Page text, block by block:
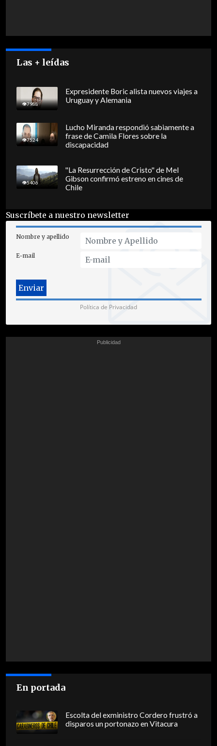
Las + leídas
7988
Expresidente Boric alista nuevos viajes a
Uruguay y Alemania
7524
Lucho Miranda respondió sabiamente a
frase de Camila Flores sobre la
discapacidad
5406
"La Resurrección de Cristo" de Mel
Gibson confirmó estreno en cines de
Chile
Suscríbete a nuestro newsletter
Nombre y apellido
E-mail
Política de Privacidad
En portada
Escolta del exministro Cordero frustró a
disparos un portonazo en Vitacura